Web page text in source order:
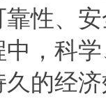
性、
，科
的经